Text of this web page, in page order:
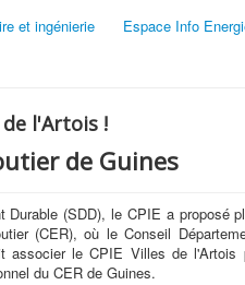
et ingénierie Espace Info
de l'Artois !
de Guines
(SDD), le CPIE a proposé
(CER), où le Conseil
associer le CPIE Villes de l'Artois
du CER de Guines.